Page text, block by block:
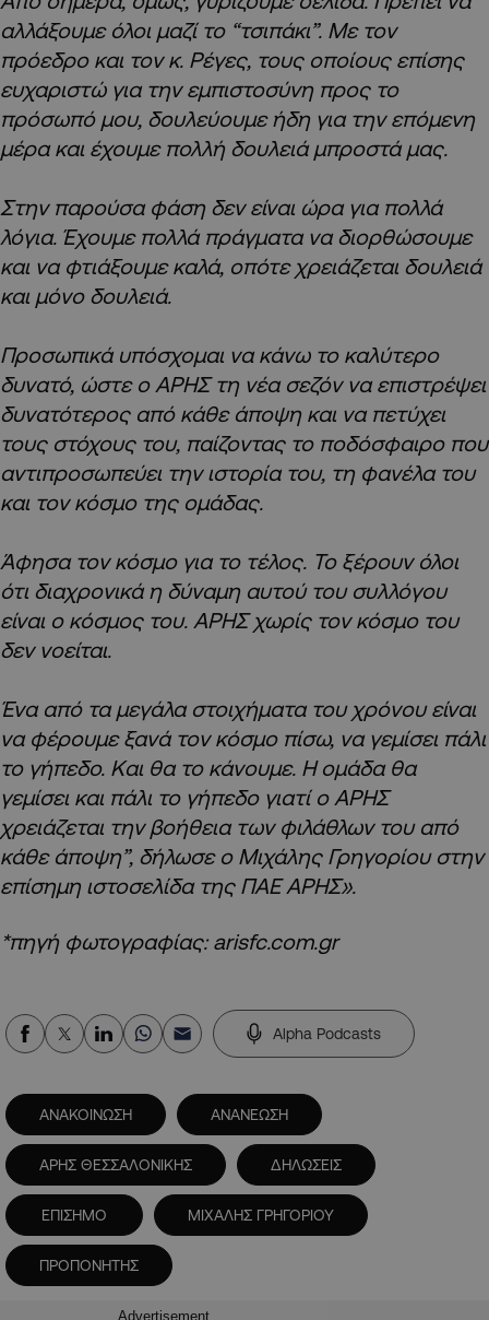
αλλάξουμε όλοι μαζί το “τσιπάκι”. Με τον
πρόεδρο και τον κ. Ρέγες, τους οποίους επίσης
ευχαριστώ για την εμπιστοσύνη προς το
πρόσωπό μου, δουλεύουμε ήδη για την επόμενη
μέρα και έχουμε πολλή δουλειά μπροστά μας.
Στην παρούσα φάση δεν είναι ώρα για πολλά
λόγια. Έχουμε πολλά πράγματα να διορθώσουμε
και να φτιάξουμε καλά, οπότε χρειάζεται δουλειά
και μόνο δουλειά.
Προσωπικά υπόσχομαι να κάνω το καλύτερο
δυνατό, ώστε ο ΑΡΗΣ τη νέα σεζόν να επιστρέψει
δυνατότερος από κάθε άποψη και να πετύχει
τους στόχους του, παίζοντας το ποδόσφαιρο που
αντιπροσωπεύει την ιστορία του, τη φανέλα του
και τον κόσμο της ομάδας.
Άφησα τον κόσμο για το τέλος. Το ξέρουν όλοι
ότι διαχρονικά η δύναμη αυτού του συλλόγου
είναι ο κόσμος του. ΑΡΗΣ χωρίς τον κόσμο του
δεν νοείται.
Ένα από τα μεγάλα στοιχήματα του χρόνου είναι
να φέρουμε ξανά τον κόσμο πίσω, να γεμίσει πάλι
το γήπεδο. Και θα το κάνουμε. Η ομάδα θα
γεμίσει και πάλι το γήπεδο γιατί ο ΑΡΗΣ
χρειάζεται την βοήθεια των φιλάθλων του από
κάθε άποψη”, δήλωσε ο Μιχάλης Γρηγορίου στην
επίσημη ιστοσελίδα της ΠΑΕ ΑΡΗΣ».
*πηγή φωτογραφίας: arisfc.com.gr
Alpha Podcasts
ΑΝΑΚΟΙΝΩΣΗ ΑΝΑΝΕΩΣΗ
ΑΡΗΣ ΘΕΣΣΑΛΟΝΙΚΗΣ ΔΗΛΩΣΕΙΣ
ΕΠΙΣΗΜΟ ΜΙΧΑΛΗΣ ΓΡΗΓΟΡΙΟΥ
ΠΡΟΠΟΝΗΤΗΣ
Advertisement